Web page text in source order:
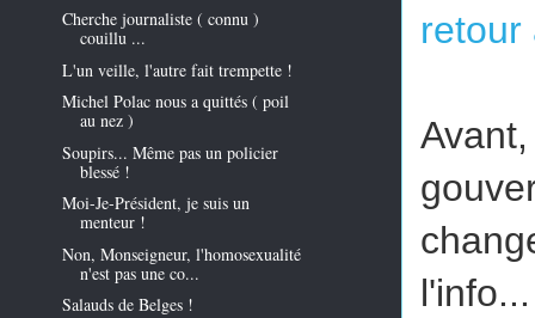
retour
l'info...
Cherche journaliste ( connu )
couillu ...
L'un veille, l'autre fait trempette !
Michel Polac nous a quittés ( poil
au nez )
Soupirs... Même pas un policier
blessé !
Moi-Je-Président, je suis un
menteur !
Non, Monseigneur, l'homosexualité
n'est pas une co...
Salauds de Belges !